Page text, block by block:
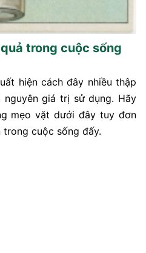
trong cuộc sống
hiện cách đây nhiều thập
giá trị sử dụng. Hãy
mẹo vặt dưới đây tuy đơn
cuộc sống đấy.